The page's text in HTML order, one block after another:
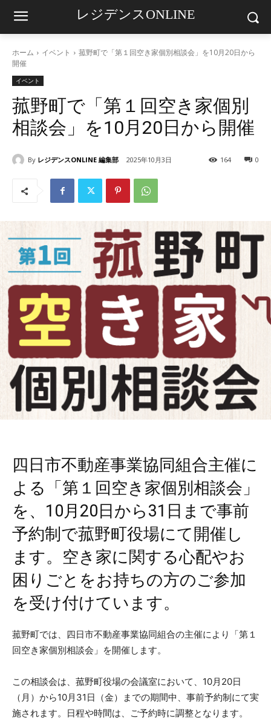
レジデンスONLINE
ホーム イベント
菰野町で「第１回空き家個別相談会」を10月20日から
開催
イベント
菰野町で「第１回空き家個別
相談会」を10月20日から開催
By レジデンスONLINE 編集部 2025年10月3日 0
164
四日市不動産事業協同組合主催に
よる「第１回空き家個別相談会」
を、10月20日から31日まで事前
予約制で菰野町役場にて開催し
ます。空き家に関する心配やお
困りごとをお持ちの方のご参加
を受け付けています。
菰野町では、四日市不動産事業協同組合の主催により「第１
回空き家個別相談会」を開催します。
この相談会は、菰野町役場の会議室において、10月20日
（月）から10月31日（金）までの期間中、事前予約制にて実
施されます。日程や時間は、ご予約時に調整となります。